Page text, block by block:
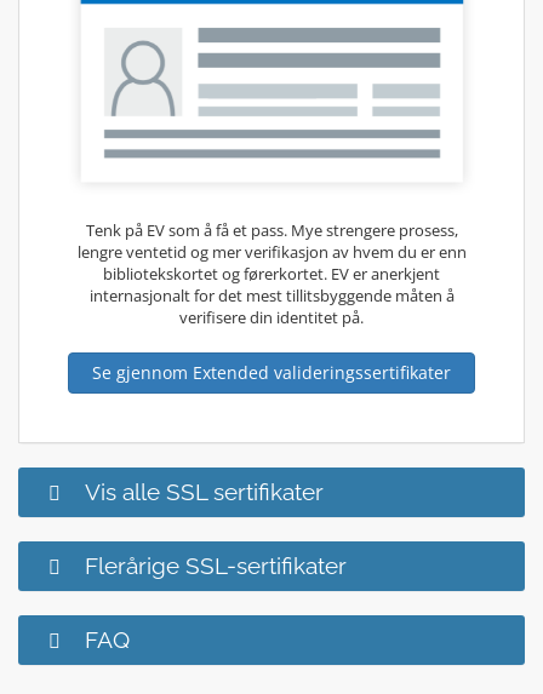
Tenk på EV som å få et pass. Mye strengere prosess,
lengre ventetid og mer verifikasjon av hvem du er enn
bibliotekskortet og førerkortet. EV er anerkjent
internasjonalt for det mest tillitsbyggende måten å
verifisere din identitet på.
Se gjennom Extended valideringssertifikater
Vis alle SSL sertifikater
Flerårige SSL-sertifikater
FAQ